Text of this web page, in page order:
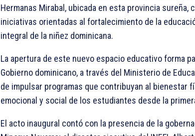
Hermanas Mirabal, ubicada en esta provincia sureña,
iniciativas orientadas al fortalecimiento de la
integral de la niñez dominicana.
La apertura de este nuevo espacio educativo forma
Gobierno dominicano, a través del Ministerio de
de impulsar programas que contribuyan al bienestar
emocional y social de los estudiantes desde la
El acto inaugural contó con la presencia de la